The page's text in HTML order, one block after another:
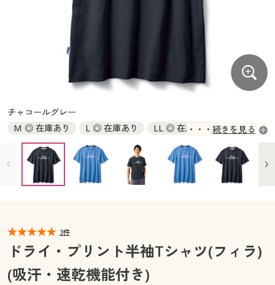
ジュニア・ティーンズ下着
大きいサイズ レディース服
大きいサイズ レディース下着
大きいサイズ メンズ
大きいサイズ 事務・制服
バーゲンセール
シークレットセール
商品カテゴリ一覧
カタログ・チラシからのご注文
デジタルカタログ
カタログ無料プレゼント
マイページ
閲覧履歴
大きいサイズ レディース下着
大きいサイズ メンズ
大きいサイズ 事務・制服
シークレットセール
商品カテゴリ一覧
カタログ・チラシからのご注文
カタログ無料プレゼント
会員メニュー
閲覧履歴
お気に入り
チャコールグレー
M ◎ 在庫あり
L ◎ 在庫あり
LL ◎ 在庫あり
3L × 完売
5L ◎ 在庫あり
続きを見る
3件
ドライ・プリント半袖Tシャツ(フィラ)
(吸汗・速乾機能付き)